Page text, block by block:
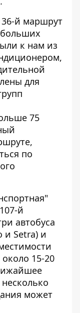
й маршрут
к нам из
для
75
по
107-й
автобуса
и Setra) и
15-20
может